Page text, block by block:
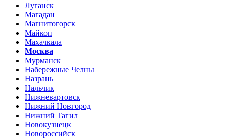
Луганск
Магадан
Магнитогорск
Майкоп
Махачкала
Москва
Мурманск
Набережные Челны
Назрань
Нальчик
Нижневартовск
Нижний Новгород
Нижний Тагил
Новокузнецк
Новороссийск